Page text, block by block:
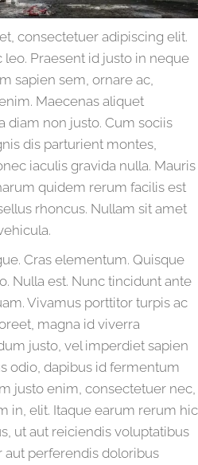
consectetuer adipiscing elit.
Praesent id justo in neque
sapien sem, ornare ac,
Maecenas aliquet
diam non justo. Cum sociis
dis parturient montes,
iaculis gravida nulla. Mauris
quidem rerum facilis est
rhoncus. Nullam sit amet
Cras elementum. Quisque
Nulla est. Nunc tincidunt ante
Vivamus porttitor turpis ac
magna id viverra
justo, vel imperdiet sapien
odio, dapibus id fermentum
justo enim, consectetuer nec,
in, elit. Itaque earum rerum hic
ut aut reiciendis voluptatibus
aut perferendis doloribus